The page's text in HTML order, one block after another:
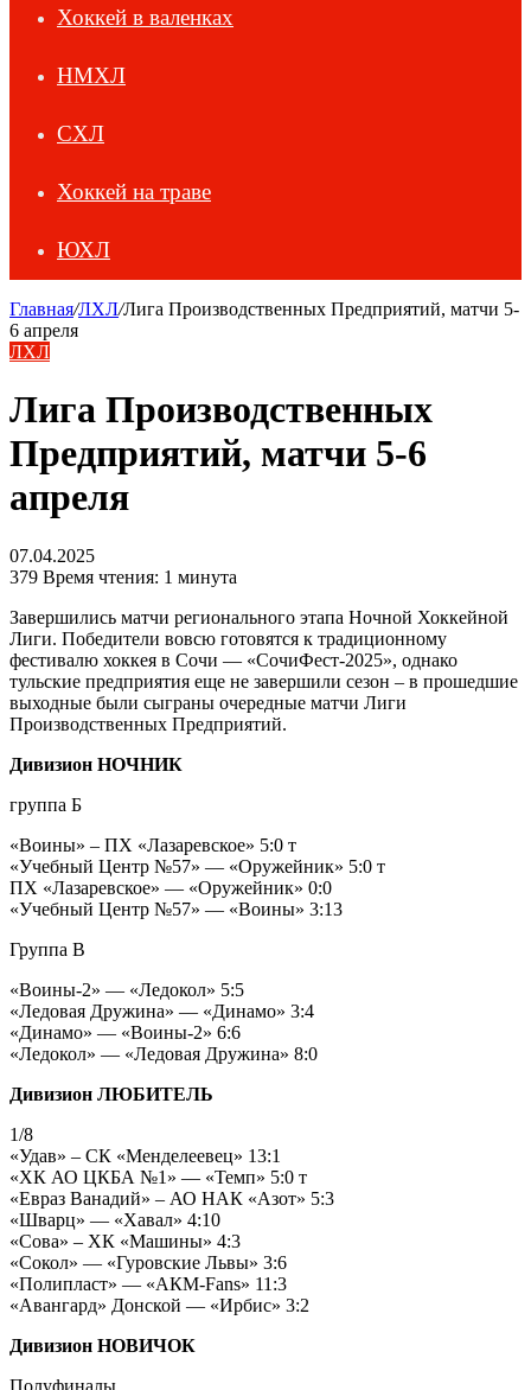
Хоккей в валенках
НМХЛ
СХЛ
Хоккей на траве
ЮХЛ
Главная/ЛХЛ/Лига Производственных Предприятий, матчи 5-
6 апреля
ЛХЛ
Лига Производственных
Предприятий, матчи 5-6
апреля
07.04.2025
379 Время чтения: 1 минута
Завершились матчи регионального этапа Ночной Хоккейной
Лиги. Победители вовсю готовятся к традиционному
фестивалю хоккея в Сочи — «СочиФест-2025», однако
тульские предприятия еще не завершили сезон – в прошедшие
выходные были сыграны очередные матчи Лиги
Производственных Предприятий.
Дивизион НОЧНИК
группа Б
«Воины» – ПХ «Лазаревское» 5:0 т
«Учебный Центр №57» — «Оружейник» 5:0 т
ПХ «Лазаревское» — «Оружейник» 0:0
«Учебный Центр №57» — «Воины» 3:13
Группа В
«Воины-2» — «Ледокол» 5:5
«Ледовая Дружина» — «Динамо» 3:4
«Динамо» — «Воины-2» 6:6
«Ледокол» — «Ледовая Дружина» 8:0
Дивизион ЛЮБИТЕЛЬ
1/8
«Удав» – СК «Менделеевец» 13:1
«ХК АО ЦКБА №1» — «Темп» 5:0 т
«Евраз Ванадий» – АО НАК «Азот» 5:3
«Шварц» — «Хавал» 4:10
«Сова» – ХК «Машины» 4:3
«Сокол» — «Гуровские Львы» 3:6
«Полипласт» — «АКМ-Fans» 11:3
«Авангард» Донской — «Ирбис» 3:2
Дивизион НОВИЧОК
Полуфиналы